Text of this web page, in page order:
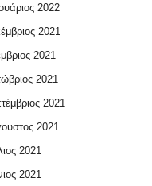
2022
2021
2021
2021
2021
2021
2021
2021